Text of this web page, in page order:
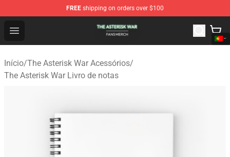
FREE shipping on orders over $100
Open menu
The Asterisk War Shop - Official The Asterisk War
Início/The Asterisk War Acessórios/
The Asterisk War Livro de notas